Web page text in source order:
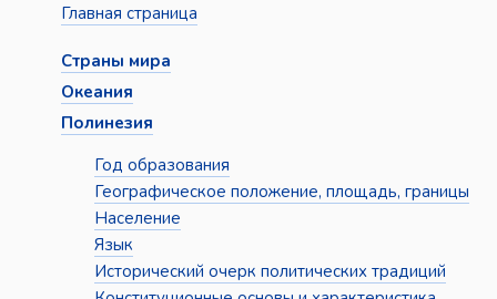
Главная страница
Страны мира
Океания
Полинезия
Год образования
Географическое положение, площадь, границы
Население
Язык
Исторический очерк политических традиций